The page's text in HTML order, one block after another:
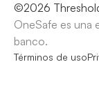
©2026
OneSafe es una
banco.
Términos de uso